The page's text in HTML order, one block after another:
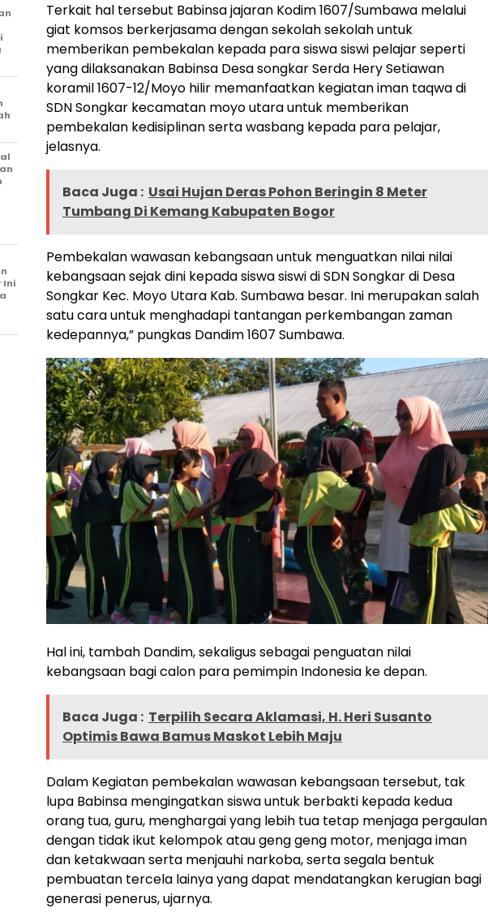
Terkait hal tersebut Babinsa jajaran Kodim 1607/Sumbawa melalui
giat komsos berkerjasama dengan sekolah sekolah untuk
memberikan pembekalan kepada para siswa siswi pelajar seperti
yang dilaksanakan Babinsa Desa songkar Serda Hery Setiawan
koramil 1607-12/Moyo hilir memanfaatkan kegiatan iman taqwa di
SDN Songkar kecamatan moyo utara untuk memberikan
pembekalan kedisiplinan serta wasbang kepada para pelajar,
jelasnya.
Baca Juga : Usai Hujan Deras Pohon Beringin 8 Meter
Tumbang Di Kemang Kabupaten Bogor
Pembekalan wawasan kebangsaan untuk menguatkan nilai nilai
kebangsaan sejak dini kepada siswa siswi di SDN Songkar di Desa
Songkar Kec. Moyo Utara Kab. Sumbawa besar. Ini merupakan salah
satu cara untuk menghadapi tantangan perkembangan zaman
kedepannya,” pungkas Dandim 1607 Sumbawa.
Hal ini, tambah Dandim, sekaligus sebagai penguatan nilai
kebangsaan bagi calon para pemimpin Indonesia ke depan.
Baca Juga : Terpilih Secara Aklamasi, H. Heri Susanto
Optimis Bawa Bamus Maskot Lebih Maju
Dalam Kegiatan pembekalan wawasan kebangsaan tersebut, tak
lupa Babinsa mengingatkan siswa untuk berbakti kepada kedua
orang tua, guru, menghargai yang lebih tua tetap menjaga pergaulan
dengan tidak ikut kelompok atau geng geng motor, menjaga iman
dan ketakwaan serta menjauhi narkoba, serta segala bentuk
pembuatan tercela lainya yang dapat mendatangkan kerugian bagi
generasi penerus, ujarnya.
Ini